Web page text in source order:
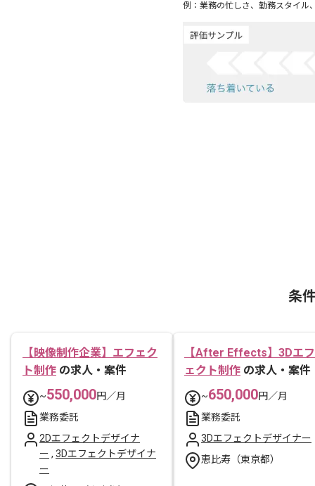
例：業務の忙しさ、勤務スタイル
条
【映像制作企業】エフェク
ト制作 の求人・案件
~550,000円／月
業務委託
2Dエフェクトデザイナ
ー , 3Dエフェクトデザイナ
ー
【After Effects】3Dエフ
ェクト制作 の求人・案件
~650,000円／月
業務委託
3Dエフェクトデザイナー
恵比寿（東京都）